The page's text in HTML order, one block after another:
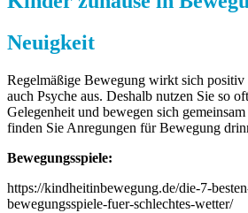
Neuigkeit
Regelmäßige Bewegung wirkt sich positiv
auch Psyche aus. Deshalb nutzen Sie so
Gelegenheit und bewegen sich
finden Sie Anregungen für Bewegung
Bewegungsspiele:
https://kindheitinbewegung.de/die-7-
bewegungsspiele-fuer-schlechtes-wetter/